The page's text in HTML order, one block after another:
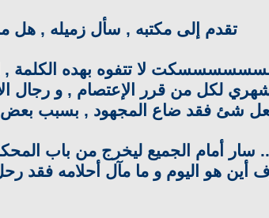
تقدم إلى مكتبه , سأل زميله , هل
لا تتفوه بهده الكلمة , الم
لكل من قرر الإعتصام , و رجال
شئ فقد ضاع المجهود , بسبب بعض
أمام الجميع ليخرج من باب
أين هو اليوم و ما مآل أحلامه فقد